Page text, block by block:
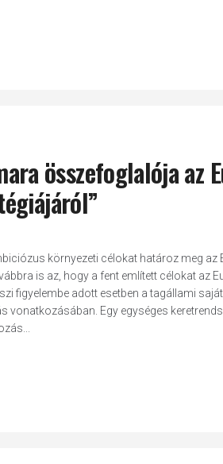
összefoglalója az
környezeti célokat határoz meg az
is az, hogy a fent említett célokat az
figyelembe adott esetben a tagállami
Egy egységes